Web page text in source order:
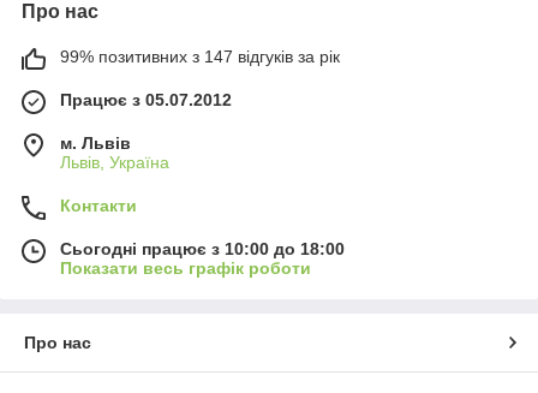
Про нас
99% позитивних з 147 відгуків за рік
Працює з 05.07.2012
м. Львів
Львів, Україна
Контакти
Сьогодні працює з 10:00 до 18:00
Показати весь графік роботи
Про нас